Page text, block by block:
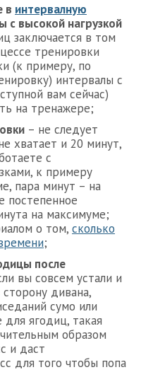
в интервалную
с высокой нагрузкой
заключается в том
тренировки
(к примеру, по
интервалы с
вам сейчас)
на тренажере;
– не следует
хватает и 20 минут,
с
к примеру
пара минут – на
постепенное
на максимуме;
о том, сколько
;
после
вы совсем устали и
дивана,
сумо или
ягодиц, такая
образом
и даст
для того чтобы попа